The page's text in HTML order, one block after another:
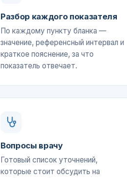
Разбор каждого показателя
По каждому пункту бланка —
значение, референсный интервал и
краткое пояснение, за что
показатель отвечает.
Вопросы врачу
Готовый список уточнений,
которые стоит обсудить на